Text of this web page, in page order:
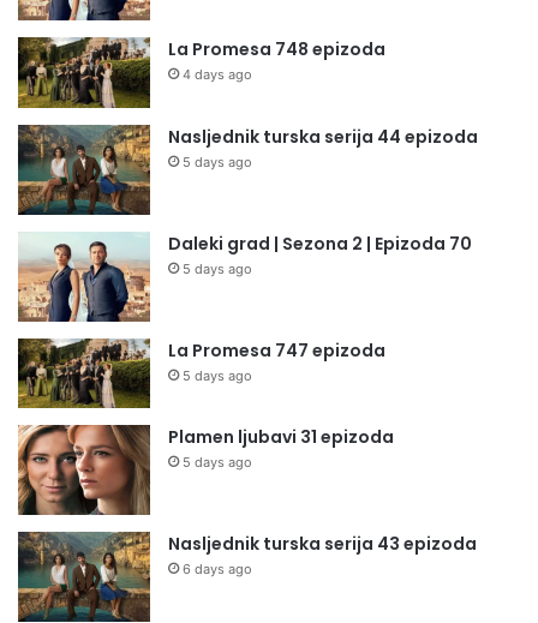
La Promesa 748 epizoda
4 days ago
Nasljednik turska serija 44 epizoda
5 days ago
Daleki grad | Sezona 2 | Epizoda 70
5 days ago
La Promesa 747 epizoda
5 days ago
Plamen ljubavi 31 epizoda
5 days ago
Nasljednik turska serija 43 epizoda
6 days ago